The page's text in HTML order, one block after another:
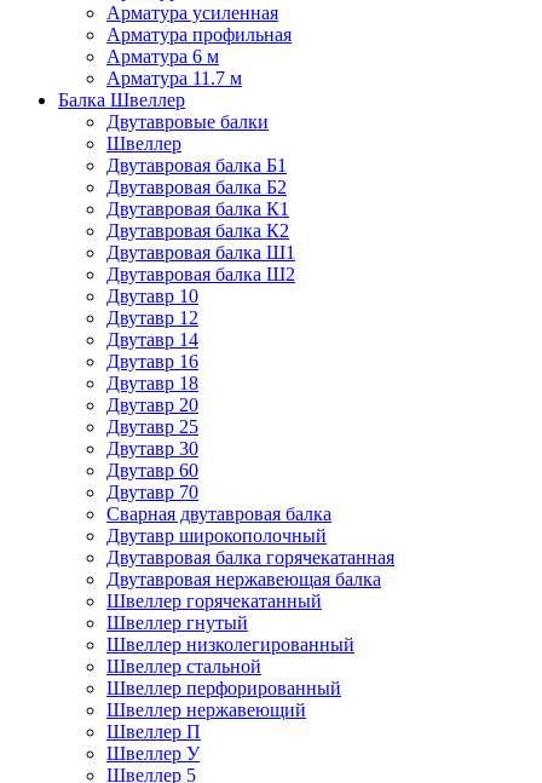
Арматура усиленная
Арматура профильная
Арматура 6 м
Арматура 11.7 м
Балка Швеллер
Двутавровые балки
Швеллер
Двутавровая балка Б1
Двутавровая балка Б2
Двутавровая балка К1
Двутавровая балка К2
Двутавровая балка Ш1
Двутавровая балка Ш2
Двутавр 10
Двутавр 12
Двутавр 14
Двутавр 16
Двутавр 18
Двутавр 20
Двутавр 25
Двутавр 30
Двутавр 60
Двутавр 70
Сварная двутавровая балка
Двутавр широкополочный
Двутавровая балка горячекатанная
Двутавровая нержавеющая балка
Швеллер горячекатанный
Швеллер гнутый
Швеллер низколегированный
Швеллер стальной
Швеллер перфорированный
Швеллер нержавеющий
Швеллер П
Швеллер У
Швеллер 5